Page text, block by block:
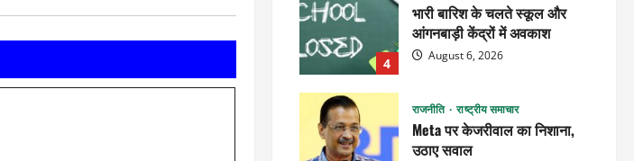
4
भारी बारिश के चलते स्कूल और
आंगनबाड़ी केंद्रों में अवकाश
August 6, 2026
राजनीति राष्ट्रीय समाचार
Meta पर केजरीवाल का निशाना,
उठाए सवाल